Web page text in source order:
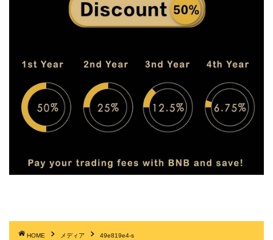
HOME メディア 49e819e4-s